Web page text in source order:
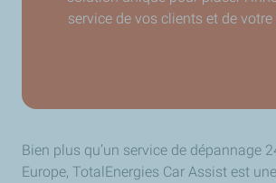
service de vos clients et de votre
Bien plus qu’un service de dépannage
Europe, TotalEnergies Car Assist est